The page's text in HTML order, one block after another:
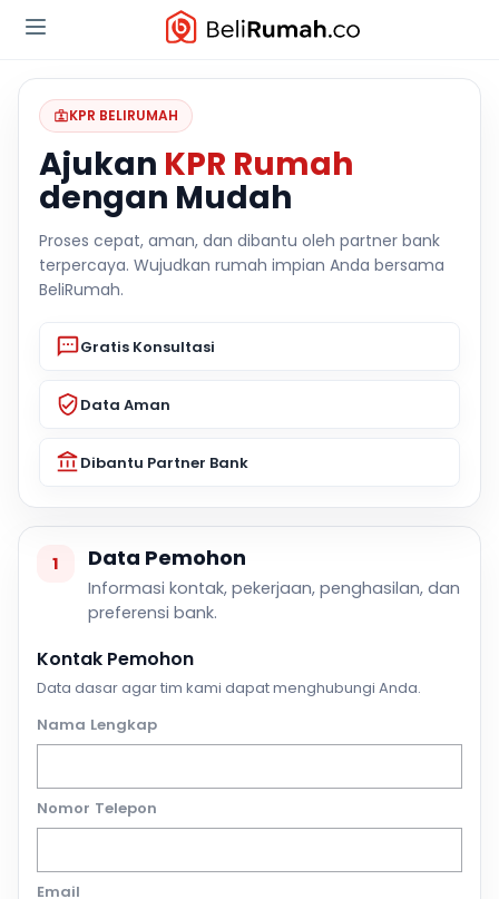
KPR BELIRUMAH
Ajukan KPR Rumah
dengan Mudah
Proses cepat, aman, dan dibantu oleh partner bank
terpercaya. Wujudkan rumah impian Anda bersama
BeliRumah.
Gratis Konsultasi
Data Aman
Dibantu Partner Bank
1 Data Pemohon
Informasi kontak, pekerjaan, penghasilan, dan
preferensi bank.
Kontak Pemohon
Data dasar agar tim kami dapat menghubungi Anda.
Nama Lengkap
Nomor Telepon
Email